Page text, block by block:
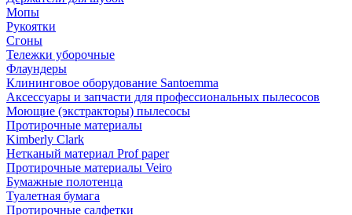
Мопы
Рукоятки
Сгоны
Тележки уборочные
Флаундеры
Клининговое оборудование Santoemma
Аксессуары и запчасти для профессиональных пылесосов
Моющие (экстракторы) пылесосы
Протирочные материалы
Kimberly Clark
Нетканый материал Prof paper
Протирочные материалы Veiro
Бумажные полотенца
Туалетная бумага
Протирочные салфетки